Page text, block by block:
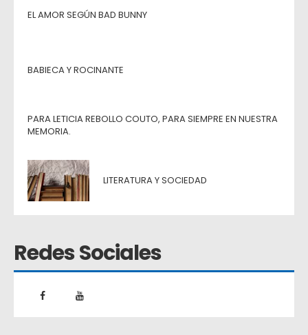
EL AMOR SEGÚN BAD BUNNY
BABIECA Y ROCINANTE
PARA LETICIA REBOLLO COUTO, PARA SIEMPRE EN NUESTRA
MEMORIA.
LITERATURA Y SOCIEDAD
Redes Sociales